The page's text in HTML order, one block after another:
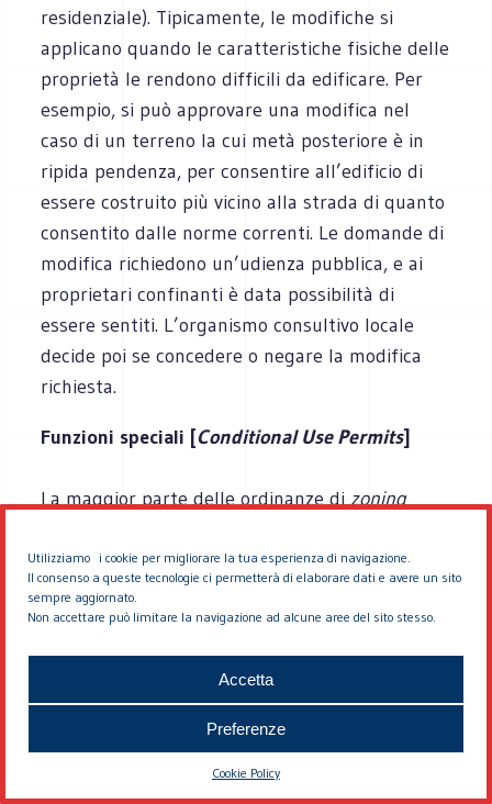
Utilizziamo i cookie per migliorare la tua esperienza di navigazione.
Il consenso a queste tecnologie ci permetterà di elaborare dati e avere un sito
sempre aggiornato.
Non accettare può limitare la navigazione ad alcune aree del sito stesso.
Accetta
Preferenze
Cookie Policy
residenziale). Tipicamente, le modifiche si
applicano quando le caratteristiche fisiche delle
proprietà le rendono difficili da edificare. Per
esempio, si può approvare una modifica nel
caso di un terreno la cui metà posteriore è in
ripida pendenza, per consentire all’edificio di
essere costruito più vicino alla strada di quanto
consentito dalle norme correnti. Le domande di
modifica richiedono un’udienza pubblica, e ai
proprietari confinanti è data possibilità di
essere sentiti. L’organismo consultivo locale
decide poi se concedere o negare la modifica
richiesta.
Funzioni speciali [Conditional Use Permits]
La maggior parte delle ordinanze dizoning
esattamente alla zona, ma che possono essere
consentite approvando una “funzione speciale”
[ Conditional Use Permit/CUP]. Queste possono
comprendere servizi urbani (come ospedali o
scuole), edifici o spazi pubblici (caserme dei
pompieri o parchi), usi temporanei o di difficile
di riparazioni particolari), o usi del suolo con